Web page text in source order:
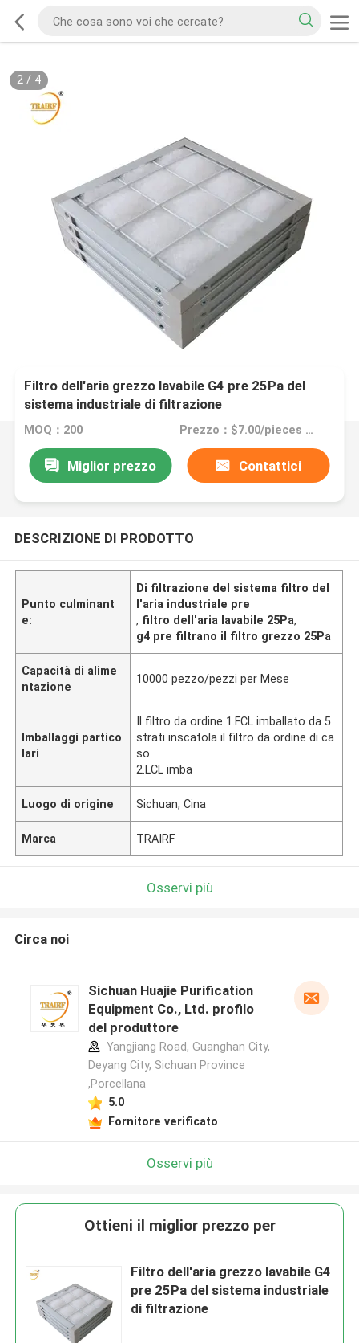
2/ 4
Filtro dell'aria grezzo lavabile G4 pre 25Pa del
sistema industriale di filtrazione
MOQ：200 Prezzo：$7.00/pieces 50-99 pieces
Miglior prezzo Contattici
DESCRIZIONE DI PRODOTTO
Punto culminant
e:
Di filtrazione del sistema filtro del
l'aria industriale pre
, filtro dell'aria lavabile 25Pa,
g4 pre filtrano il filtro grezzo 25Pa
Capacità di alime
ntazione
10000 pezzo/pezzi per Mese
Imballaggi partico
lari
Il filtro da ordine 1.FCL imballato da 5
strati inscatola il filtro da ordine di ca
so
2.LCL imba
Luogo di origine Sichuan, Cina
Marca TRAIRF
Osservi più
Circa noi
Sichuan Huajie Purification
Equipment Co., Ltd. profilo
del produttore
Yangjiang Road, Guanghan City,
Deyang City, Sichuan Province
,Porcellana
5.0
Fornitore verificato
Osservi più
Ottieni il miglior prezzo per
Filtro dell'aria grezzo lavabile G4
pre 25Pa del sistema industriale
di filtrazione